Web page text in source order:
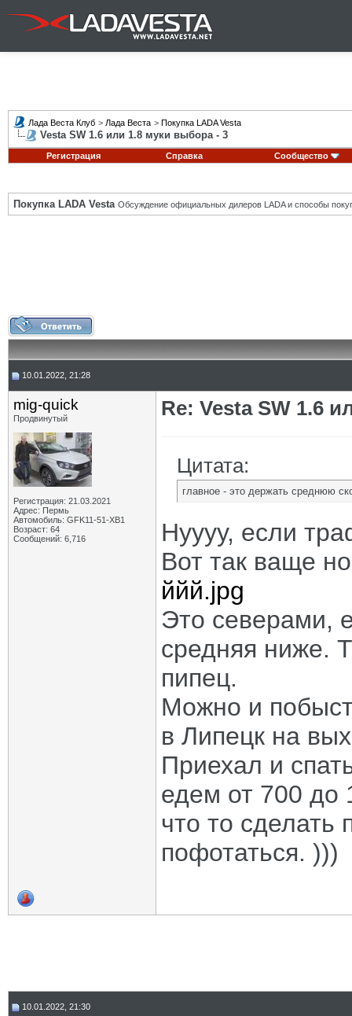
Лада Веста Клуб > Лада Веста > Покупка LADA Vesta
Vesta SW 1.6 или 1.8 муки выбора - 3
Регистрация Справка Сообщество
Покупка LADA Vesta Обсуждение официальных дилеров LADA и способы
10.01.2022, 21:28
mig-quick
Продвинутый
Регистрация: 21.03.2021
Адрес: Пермь
Автомобиль: GFK11-51-ХВ1
Возраст: 64
Сообщений: 6,716
Re: Vesta SW 1.6
Цитата:
главное - это держать среднюю
Нуууу, если
Вот так ваще
ййй.jpg
Это северами,
средняя ниже.
пипец.
Можно и
в Липецк на
Приехал и
едем от 700 до
что то сделать
пофотаться. )))
10.01.2022, 21:30